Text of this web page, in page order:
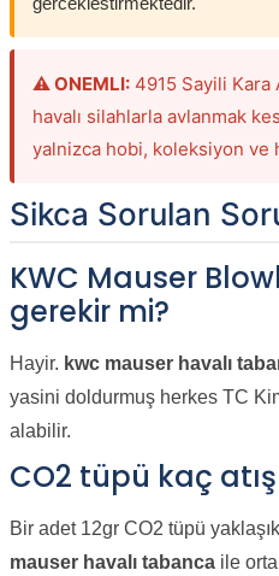
⚠ ONEMLI: 4915 Sayili
havalı silahlarla avlanmak
yalnizca hobi, koleksiyon ve
Sikca Sorulan
KWC Mauser
gerekir mi?
Hayir. kwc mauser havalı
yasini doldurmuş herkes TC
alabilir.
CO2 tüpü kaç
Bir adet 12gr CO2 tüpü
mauser havalı tabanca ile